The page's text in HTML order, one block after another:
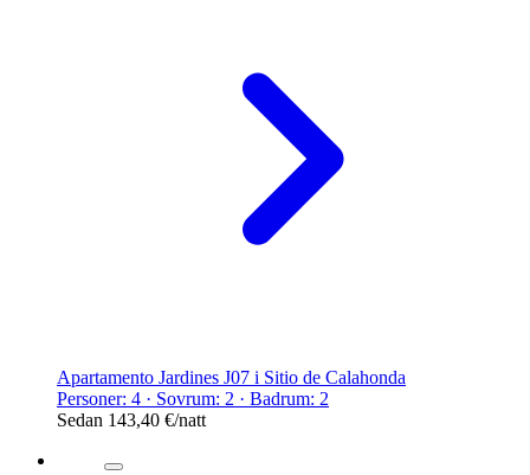
Apartamento Jardines J07 i Sitio de Calahonda
Personer: 4 · Sovrum: 2 · Badrum: 2
Sedan 143,40 €/natt